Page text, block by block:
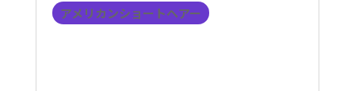
アメリカンショートヘアー